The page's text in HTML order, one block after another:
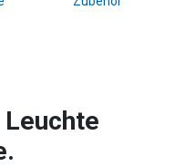
Leuchte